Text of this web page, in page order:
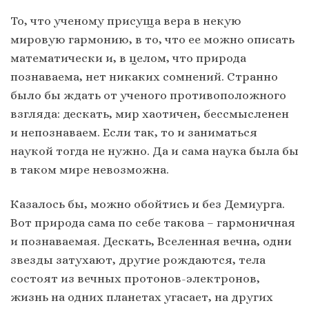
То, что ученому присуща вера в некую
мировую гармонию, в то, что ее можно описать
математически и, в целом, что природа
познаваема, нет никаких сомнений. Странно
было бы ждать от ученого противоположного
взгляда: дескать, мир хаотичен, бессмысленен
и непознаваем. Если так, то и заниматься
наукой тогда не нужно. Да и сама наука была бы
в таком мире невозможна.
Казалось бы, можно обойтись и без Демиурга.
Вот природа сама по себе такова – гармоничная
и познаваемая. Дескать, Вселенная вечна, одни
звезды затухают, другие рождаются, тела
состоят из вечных протонов-электронов,
жизнь на одних планетах угасает, на других